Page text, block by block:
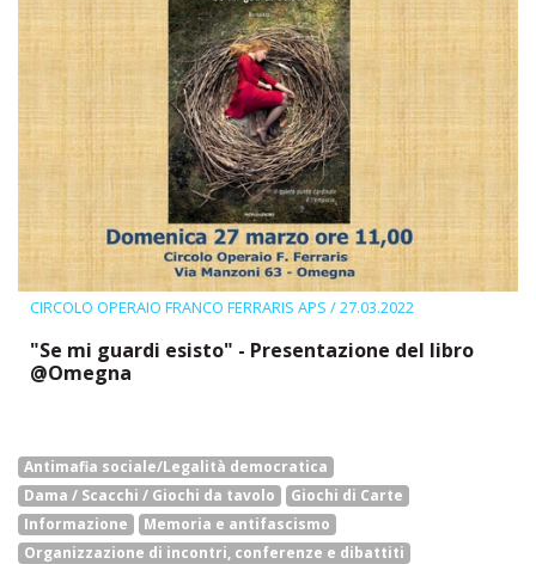
CIRCOLO OPERAIO FRANCO FERRARIS APS / 27.03.2022
"Se mi guardi esisto" - Presentazione del libro
@Omegna
Antimafia sociale/Legalità democratica
Dama / Scacchi / Giochi da tavolo
Giochi di Carte
Informazione
Memoria e antifascismo
Organizzazione di incontri, conferenze e dibattiti